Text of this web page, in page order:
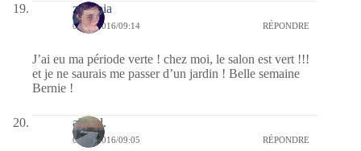
zenopia
04/04/2016/09:14 RÉPONDRE
J’ai eu ma période verte ! chez moi, le salon est vert !!!
et je ne saurais me passer d’un jardin ! Belle semaine
Bernie !
alain l.
04/04/2016/09:05 RÉPONDRE